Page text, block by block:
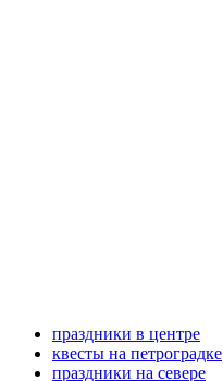
праздники в центре
квесты на петроградке
праздники на севере